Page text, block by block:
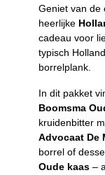
Geniet van de
heerlijke
cadeau voor
typisch
borrelplank.
In dit pakket
Boomsma
kruidenbitter
Advocaat De
borrel of
Oude kaas –